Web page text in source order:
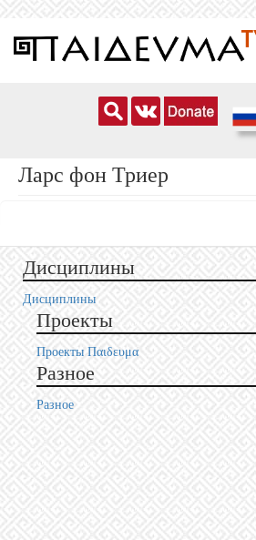
основному
Ларс фон Триер
Дисциплины
Дисциплины
Проекты
Проекты Пαιδευμα
Разное
Разное